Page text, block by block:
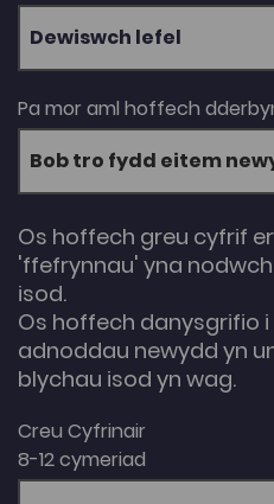
Dewiswch lefel
Pa mor aml hoffech
Os hoffech greu cyfrif
'ffefrynnau' yna
isod.
Os hoffech danysgrifio
adnoddau newydd yn
blychau isod yn wag.
Creu Cyfrinair
8-12 cymeriad